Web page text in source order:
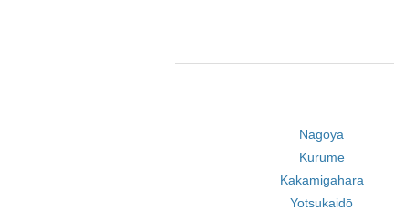
Nagoya
Kurume
Kakamigahara
Yotsukaidō